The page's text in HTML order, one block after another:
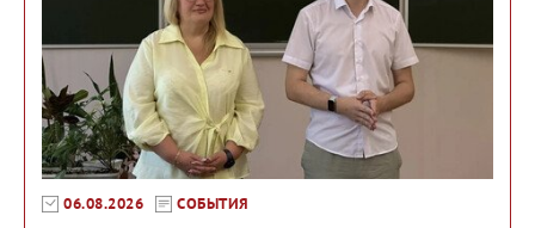
06.08.2026 СОБЫТИЯ